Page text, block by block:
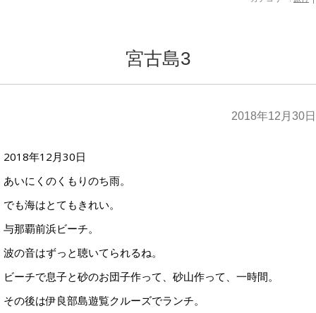
宮古島3
2018年12月30日
2018年12月30日
あいにくのくもりのち雨。
でも海はとてもきれい。
与那覇前浜ビーチ。
波の音はずっと聴いてられるね。
ビーチで息子と砂のお団子作って、砂山作って、一時間。
その後は伊良部島遊覧クルーズでランチ。